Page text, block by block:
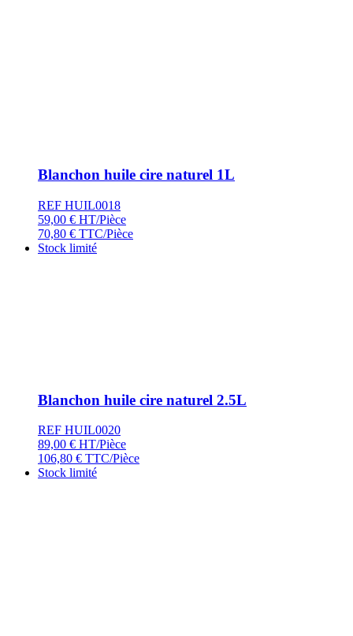
Blanchon huile cire naturel 1L
REF HUIL0018
59,00 € HT/Pièce
70,80 € TTC/Pièce
Stock limité
Blanchon huile cire naturel 2.5L
REF HUIL0020
89,00 € HT/Pièce
106,80 € TTC/Pièce
Stock limité